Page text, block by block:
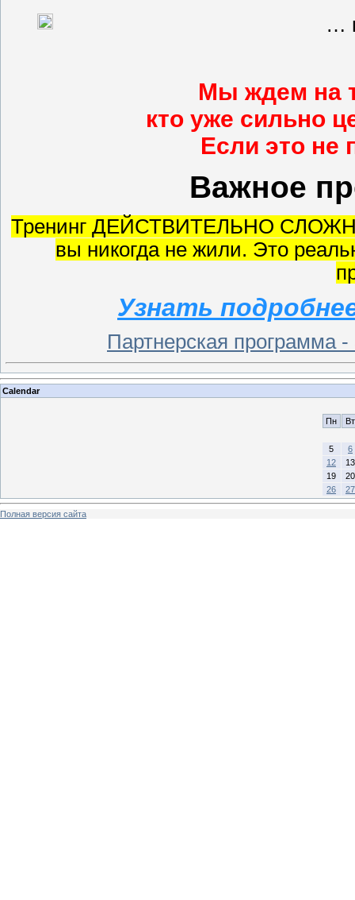
…
Мы ждем на
кто уже сильно
Если это не
Важное
Тренинг ДЕЙСТВИТЕЛЬНО
вы никогда не жили. Это
Узнать
Партнерская программа
Calendar
Пн Вт
5
6
12
13
19
20
26
27
Полная версия сайта